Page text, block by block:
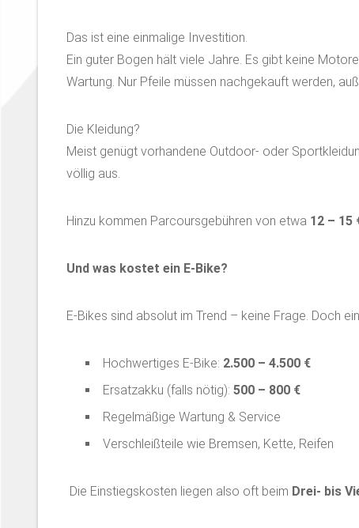
Das ist eine einmalige Investition.
Ein guter Bogen hält viele Jahre. Es gibt keine
Wartung. Nur Pfeile müssen nachgekauft werden,
Die Kleidung?
Meist genügt vorhandene Outdoor- oder
völlig aus.
Hinzu kommen Parcoursgebühren von etwa 12 – 15
Und was kostet ein E-Bike?
E-Bikes sind absolut im Trend – keine Frage. Doch
Hochwertiges E-Bike: 2.500 – 4.500 €
Ersatzakku (falls nötig): 500 – 800 €
Regelmäßige Wartung & Service
Verschleißteile wie Bremsen, Kette, Reifen
Die Einstiegskosten liegen also oft beim Drei- bis